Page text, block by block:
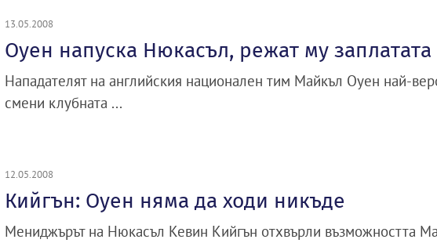
13.05.2008
Оуен напуска Нюкасъл, режат му заплатата
Нападателят на английския национален тим Майкъл Оуен най-
смени клубната ...
12.05.2008
Кийгън: Оуен няма да ходи никъде
Мениджърът на Нюкасъл Кевин Кийгън отхвърли възможността